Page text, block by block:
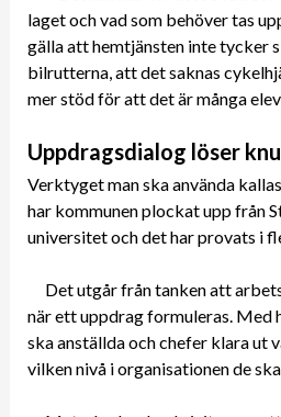
laget och vad som behöver tas
gälla att hemtjänsten inte tycker
bilrutterna, att det saknas
mer stöd för att det är många
Uppdragsdialog löser
Verktyget man ska använda
har kommunen plockat upp från
universitet och det har provats i
Det utgår från tanken att
när ett uppdrag formuleras. Med
ska anställda och chefer klara ut
vilken nivå i organisationen de ska